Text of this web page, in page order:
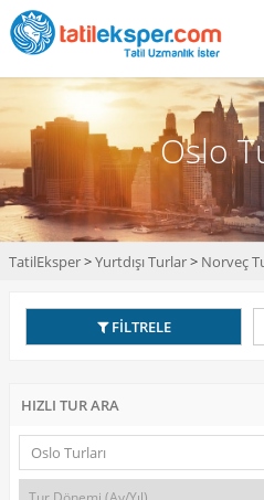
Oslo
TatilEksper>Yurtdışı Turlar> Norveç
FİLTRELE
HIZLI TUR ARA